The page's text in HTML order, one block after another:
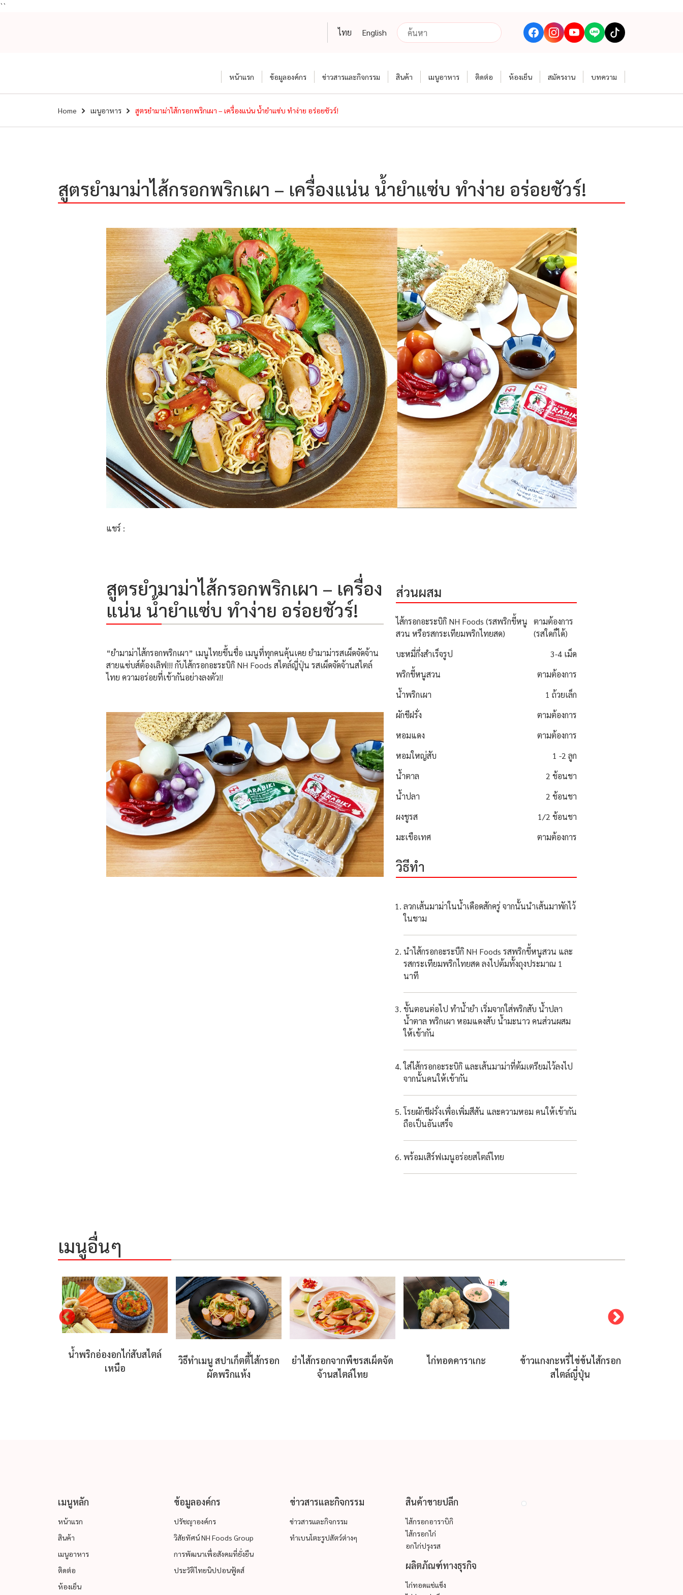
``
ไทย English
หน้าแรก ข้อมูลองค์กร ข่าวสารและกิจกรรม สินค้า เมนูอาหาร ติดต่อ ห้องเย็น สมัครงาน บทความ
Home เมนูอาหาร สูตรยำมาม่าไส้กรอกพริกเผา – เครื่องแน่น น้ำยำแซ่บ ทำง่าย อร่อยชัวร์!
สูตรยำมาม่าไส้กรอกพริกเผา – เครื่องแน่น น้ำยำแซ่บ ทำง่าย อร่อยชัวร์!
แชร์ :
สูตรยำมาม่าไส้กรอกพริกเผา – เครื่อง
แน่น น้ำยำแซ่บ ทำง่าย อร่อยชัวร์!
“ยำมาม่าไส้กรอกพริกเผา” เมนูไทยขึ้นชื่อ เมนูที่ทุกคนคุ้นเคย ยำมาม่ารสเผ็ดจัดจ้าน
สายแซ่บส์ต้องเลิฟ!!! กับไส้กรอกอะระบิกิ NH Foods สไตล์ญี่ปุ่น รสเผ็ดจัดจ้านสไตล์
ไทย ความอร่อยที่เข้ากันอย่างลงตัว!!
ส่วนผสม
ไส้กรอกอะระบิกิ NH Foods (รสพริกขี้หนู
สวน หรือรสกระเทียมพริกไทยสด)
ตามต้องการ
(รสใดก็ได้)
บะหมี่กึ่งสำเร็จรูป
3-4 เม็ด
พริกขี้หนูสวน
ตามต้องการ
น้ำพริกเผา
1 ถ้วยเล็ก
ผักชีฝรั่ง
ตามต้องการ
หอมแดง
ตามต้องการ
หอมใหญ่สับ
1 -2 ลูก
น้ำตาล
2 ช้อนชา
น้ำปลา
2 ช้อนชา
ผงชูรส
1/2 ช้อนชา
มะเขือเทศ
ตามต้องการ
วิธีทำ
ลวกเส้นมาม่าในน้ำเดือดสักครู่ จากนั้นนำเส้นมาพักไว้
ในชาม
นำไส้กรอกอะระบืกิ NH Foods รสพริกขี้หนูสวน และ
รสกระเทียมพริกไทยสด ลงไปต้มทั้งถุงประมาณ 1
นาที
ขั้นตอนต่อไป ทำน้ำยำ เริ่มจากใส่พริกสับ น้ำปลา
น้ำตาล พริกเผา หอมแดงสับ น้ำมะนาว คนส่วนผสม
ให้เข้ากัน
ใส่ไส้กรอกอะระบิกิ และเส้นมาม่าที่ต้มเตรียมไว้ลงไป
จากนั้นคนให้เข้ากัน
โรยผักชีฝรั่งเพื่อเพิ่มสีสัน และความหอม คนให้เข้ากัน
ถือเป็นอันเสร็จ
พร้อมเสิร์ฟเมนูอร่อยสไตล์ไทย
เมนูอื่นๆ
น้ำพริกอ่องอกไก่สับสไตล์
เหนือ
วิธีทำเมนู สปาเก็ตตี้ไส้กรอก
ผัดพริกแห้ง
ยำไส้กรอกจากพืชรสเผ็ดจัด
จ้านสไตล์ไทย
ไก่ทอดคาราเกะ
ข้าวแกงกะหรี่ไข่ข้นไส้กรอก
สไตล์ญี่ปุ่น
เมนูหลัก
หน้าแรก
สินค้า
เมนูอาหาร
ติดต่อ
ห้องเย็น
ข้อมูลองค์กร
ปรัชญาองค์กร
วิสัยทัศน์ NH Foods Group
การพัฒนาเพื่อสังคมที่ยั่งยืน
ประวัติไทยนิปปอนฟู้ดส์
ข่าวสารและกิจกรรม
ข่าวสารและกิจกรรม
ทำเบนโตะรูปสัตว์ต่างๆ
สินค้าขายปลีก
ไส้กรอกอาราบิกิ
ไส้กรอกไก่
อกไก่ปรุงรส
ผลิตภัณฑ์ทางธุรกิจ
ไก่ทอดแช่แข็ง